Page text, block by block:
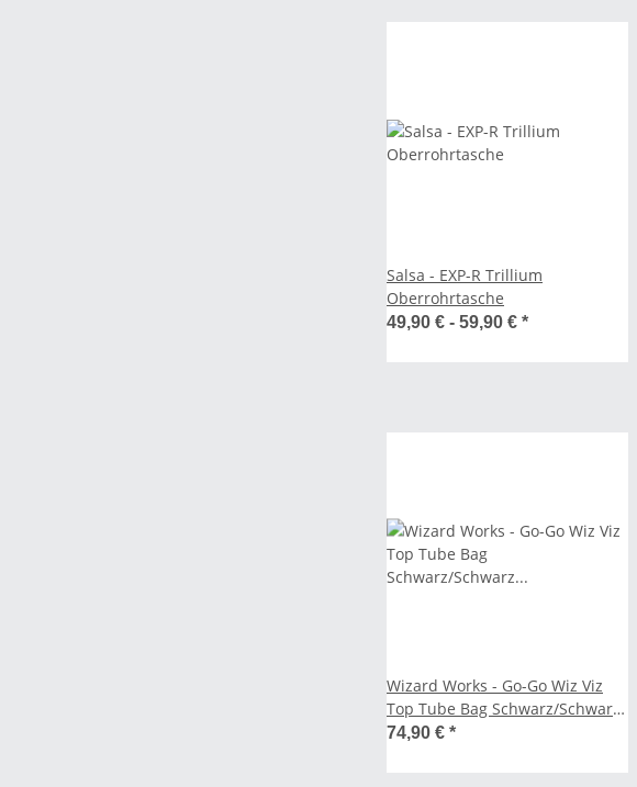
Salsa - EXP-R Trillium
Oberrohrtasche
49,90 € - 59,90 € *
Wizard Works - Go-Go Wiz Viz
Top Tube Bag Schwarz/Schwarz
- Medium 1 Liter
74,90 € *